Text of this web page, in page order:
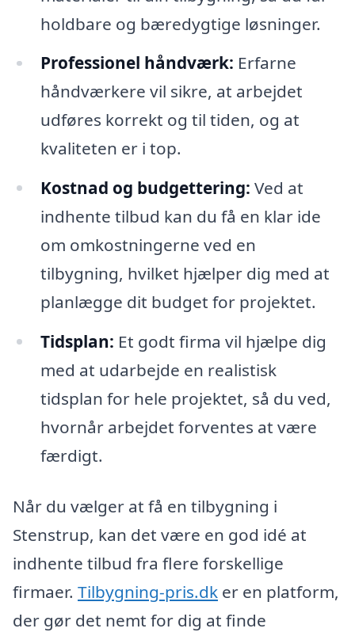
holdbare og bæredygtige løsninger.
Professionel håndværk: Erfarne
håndværkere vil sikre, at arbejdet
udføres korrekt og til tiden, og at
kvaliteten er i top.
Kostnad og budgettering: Ved at
indhente tilbud kan du få en klar ide
om omkostningerne ved en
tilbygning, hvilket hjælper dig med at
planlægge dit budget for projektet.
Tidsplan: Et godt firma vil hjælpe dig
med at udarbejde en realistisk
tidsplan for hele projektet, så du ved,
hvornår arbejdet forventes at være
færdigt.
Når du vælger at få en tilbygning i
Stenstrup, kan det være en god idé at
indhente tilbud fra flere forskellige
firmaer. Tilbygning-pris.dk er en platform,
der gør det nemt for dig at finde